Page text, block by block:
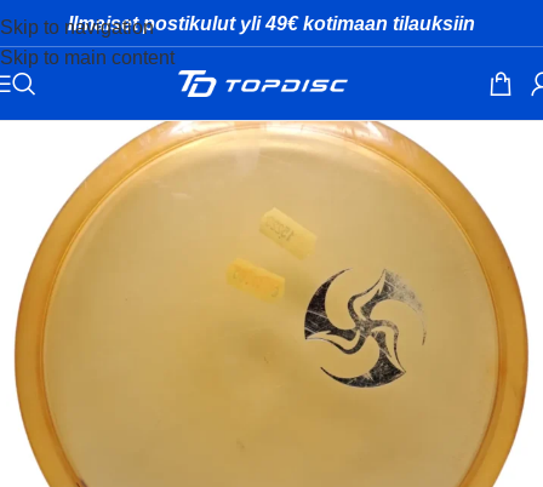
Skip to navigation
Skip to main content
Ilmaiset postikulut yli 49€ kotimaan tilauksiin